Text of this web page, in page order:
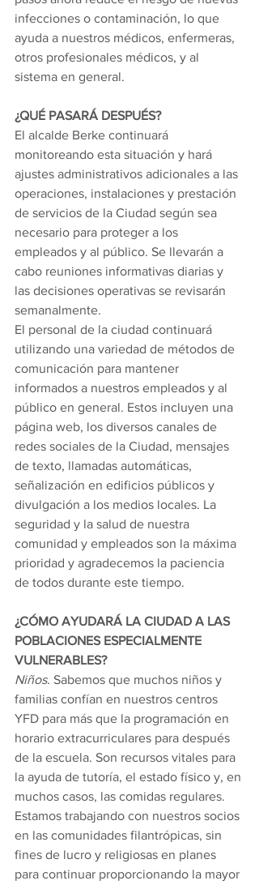
infecciones o contaminación, lo que
ayuda a nuestros médicos, enfermeras,
otros profesionales médicos, y al
sistema en general.
¿QUÉ PASARÁ DESPUÉS?
El alcalde Berke continuará
monitoreando esta situación y hará
ajustes administrativos adicionales a las
operaciones, instalaciones y prestación
de servicios de la Ciudad según sea
necesario para proteger a los
empleados y al público. Se llevarán a
cabo reuniones informativas diarias y
las decisiones operativas se revisarán
semanalmente.
El personal de la ciudad continuará
utilizando una variedad de métodos de
comunicación para mantener
informados a nuestros empleados y al
público en general. Estos incluyen una
página web, los diversos canales de
redes sociales de la Ciudad, mensajes
de texto, llamadas automáticas,
señalización en edificios públicos y
divulgación a los medios locales. La
seguridad y la salud de nuestra
comunidad y empleados son la máxima
prioridad y agradecemos la paciencia
de todos durante este tiempo.
¿CÓMO AYUDARÁ LA CIUDAD A LAS
POBLACIONES ESPECIALMENTE
VULNERABLES?
Niños. Sabemos que muchos niños y
familias confían en nuestros centros
YFD para más que la programación en
horario extracurriculares para después
de la escuela. Son recursos vitales para
la ayuda de tutoría, el estado físico y, en
muchos casos, las comidas regulares.
Estamos trabajando con nuestros socios
en las comunidades filantrópicas, sin
fines de lucro y religiosas en planes
para continuar proporcionando la mayor